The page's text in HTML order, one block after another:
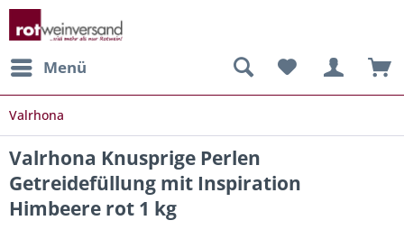
Menü
Valrhona
Valrhona Knusprige Perlen
Getreidefüllung mit Inspiration
Himbeere rot 1 kg